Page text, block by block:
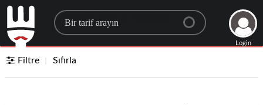
Search for a recipe
Login
Filtre Sıfırla